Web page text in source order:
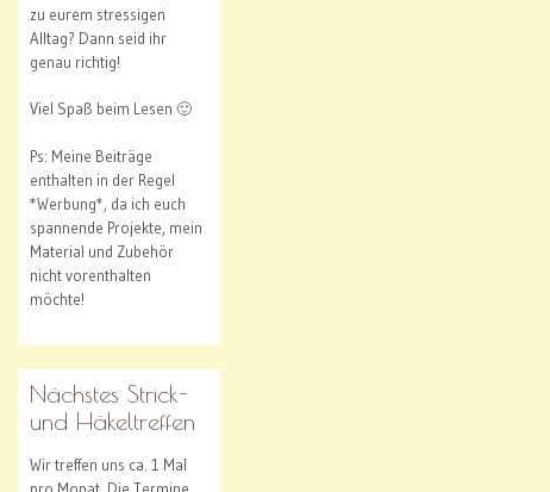
zu eurem stressigen
Alltag? Dann seid ihr
genau richtig!
Viel Spaß beim Lesen 🙂
Ps: Meine Beiträge
enthalten in der Regel
*Werbung*, da ich euch
spannende Projekte, mein
Material und Zubehör
nicht vorenthalten
möchte!
Nächstes Strick-
und Häkeltreffen
Wir treffen uns ca. 1 Mal